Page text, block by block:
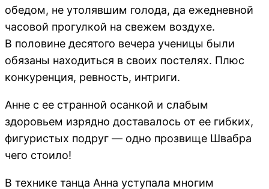
обедом, не утолявшим голода, да ежедневной
часовой прогулкой на свежем воздухе.
В половине десятого вечера ученицы были
обязаны находиться в своих постелях. Плюс
конкуренция, ревность, интриги.
Анне с ее странной осанкой и слабым
здоровьем изрядно доставалось от ее гибких,
фигуристых подруг — одно прозвище Швабра
чего стоило!
В технике танца Анна уступала многим